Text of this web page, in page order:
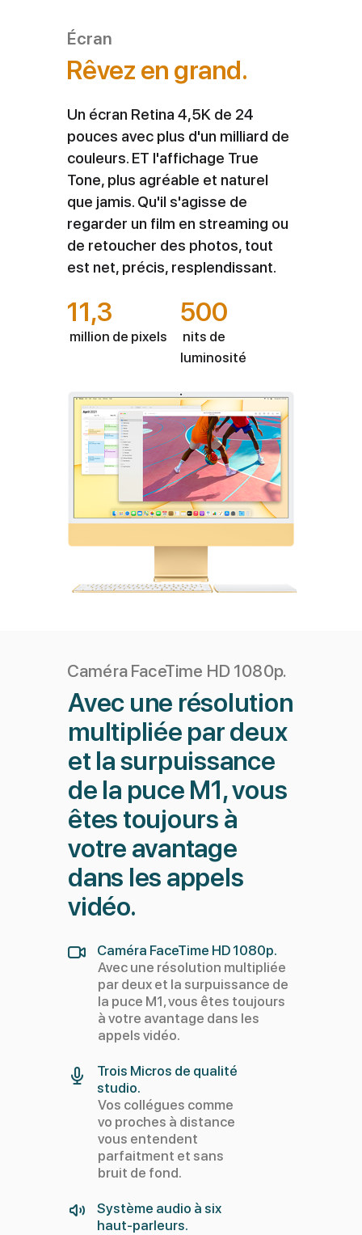
Écran
Rêvez en grand.
Un écran Retina 4,5K de 24
pouces avec plus d'un milliard de
couleurs. ET l'affichage True
Tone, plus agréable et naturel
que jamis. Qu'il s'agisse de
regarder un film en streaming ou
de retoucher des photos, tout
est net, précis, resplendissant.
11,3
million de pixels
500
nits de
luminosité
Caméra FaceTime HD 1080p.
Avec une résolution
multipliée par deux
et la surpuissance
de la puce M1, vous
êtes toujours à
votre avantage
dans les appels
vidéo.
Caméra FaceTime HD 1080p.
Avec une résolution multipliée
par deux et la surpuissance de
la puce M1, vous êtes toujours
à votre avantage dans les
appels vidéo.
Trois Micros de qualité
studio.
Vos collégues comme
vo proches à distance
vous entendent
parfaitment et sans
bruit de fond.
Système audio à six
haut‑parleurs.